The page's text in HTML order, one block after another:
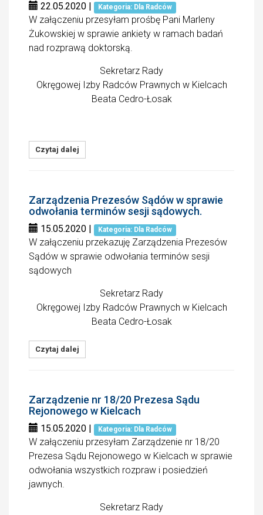
22.05.2020 | Kategoria: Dla Radców
W załączeniu przesyłam prośbę Pani Marleny
Żukowskiej w sprawie ankiety w ramach badań
nad rozprawą doktorską.
Sekretarz Rady
Okręgowej Izby Radców Prawnych w Kielcach
Beata Cedro-Łosak
Czytaj dalej
Zarządzenia Prezesów Sądów w sprawie
odwołania terminów sesji sądowych.
15.05.2020 | Kategoria: Dla Radców
W załączeniu przekazuję Zarządzenia Prezesów
Sądów w sprawie odwołania terminów sesji
sądowych
Sekretarz Rady
Okręgowej Izby Radców Prawnych w Kielcach
Beata Cedro-Łosak
Czytaj dalej
Zarządzenie nr 18/20 Prezesa Sądu
Rejonowego w Kielcach
15.05.2020 | Kategoria: Dla Radców
W załączeniu przesyłam Zarządzenie nr 18/20
Prezesa Sądu Rejonowego w Kielcach w sprawie
odwołania wszystkich rozpraw i posiedzień
jawnych.
Sekretarz Rady